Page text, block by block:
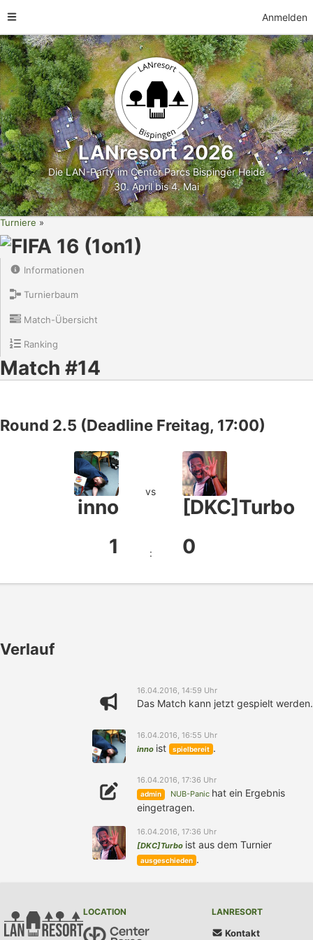
Anmelden
LANresort 2026
Die LAN-Party im Center Parcs Bispinger Heide
30. April bis 4. Mai
Turniere
FIFA 16 (1on1)
Informationen
Turnierbaum
Match-Übersicht
Ranking
Match #14
Round 2.5 (Deadline Freitag, 17:00)
inno
vs
[DKC]Turbo
1
: 0
Verlauf
16.04.2016, 14:59 Uhr
Das Match kann jetzt gespielt werden.
16.04.2016, 16:55 Uhr
inno ist spielbereit .
16.04.2016, 17:36 Uhr
admin NUB-Panic hat ein Ergebnis
eingetragen.
16.04.2016, 17:36 Uhr
[DKC]Turbo ist aus dem Turnier
ausgeschieden .
LOCATION LANRESORT
Kontakt